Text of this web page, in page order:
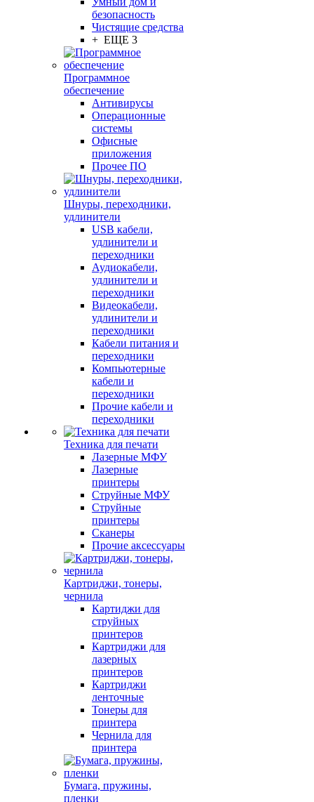
безопасность
Чистящие средства
+ ЕЩЕ 3
Программное
обеспечение
Антивирусы
Операционные
системы
Офисные
приложения
Прочее ПО
Шнуры, переходники,
удлинители
USB кабели,
удлинители и
переходники
Аудиокабели,
удлинители и
переходники
Видеокабели,
удлинители и
переходники
Кабели питания и
переходники
Компьютерные
кабели и
переходники
Прочие кабели и
переходники
Техника для печати
Лазерные МФУ
Лазерные
принтеры
Струйные МФУ
Струйные
принтеры
Сканеры
Прочие аксессуары
Картриджи, тонеры,
чернила
Картиджи для
струйных
принтеров
Картриджи для
лазерных
принтеров
Картриджи
ленточные
Тонеры для
принтера
Чернила для
принтера
Бумага, пружины,
пленки